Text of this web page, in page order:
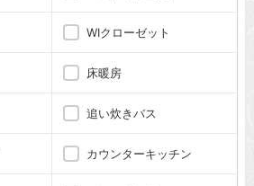
WIクローゼット
床暖房
追い炊きバス
カウンターキッチン